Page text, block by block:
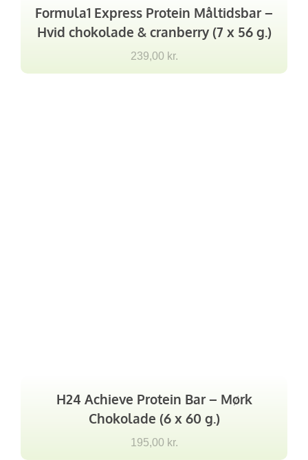
Formula1 Express Protein Måltidsbar –
Hvid chokolade & cranberry (7 x 56 g.)
239,00 kr.
H24 Achieve Protein Bar – Mørk
Chokolade (6 x 60 g.)
195,00 kr.